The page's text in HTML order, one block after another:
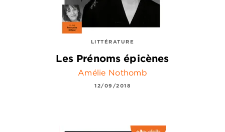
LITTÉRATURE
Les Prénoms épicènes
Amélie Nothomb
12/09/2018